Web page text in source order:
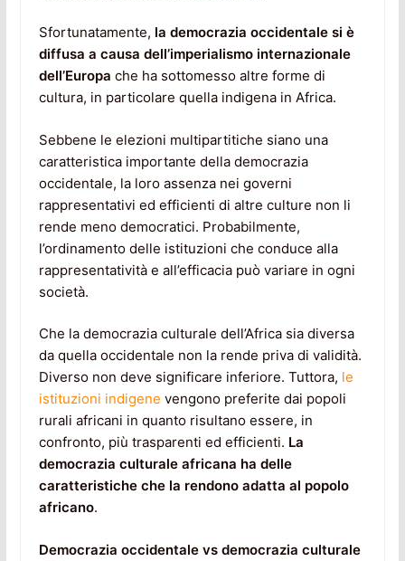
Sfortunatamente, la democrazia occidentale si è
diffusa a causa dell’imperialismo internazionale
dell’Europa che ha sottomesso altre forme di
cultura, in particolare quella indigena in Africa.
Sebbene le elezioni multipartitiche siano una
caratteristica importante della democrazia
occidentale, la loro assenza nei governi
rappresentativi ed efficienti di altre culture non li
rende meno democratici. Probabilmente,
l’ordinamento delle istituzioni che conduce alla
rappresentatività e all’efficacia può variare in ogni
società.
Che la democrazia culturale dell’Africa sia diversa
da quella occidentale non la rende priva di validità.
Diverso non deve significare inferiore. Tuttora, le
istituzioni indigene vengono preferite dai popoli
rurali africani in quanto risultano essere, in
confronto, più trasparenti ed efficienti. La
democrazia culturale africana ha delle
caratteristiche che la rendono adatta al popolo
africano.
Democrazia occidentale vs democrazia culturale